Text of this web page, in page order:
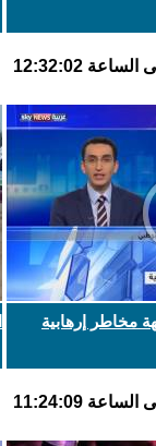
مخاطر إرهابية